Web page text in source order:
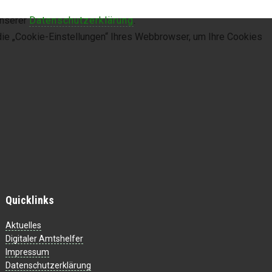
Quicklinks
Aktuelles
Digitaler Amtshelfer
Impressum
Datenschutzerklärung
Datenschutzerklärung.
„Cookie-Einstellungen“ Ihres Webbrowser, um Ihre Cookies